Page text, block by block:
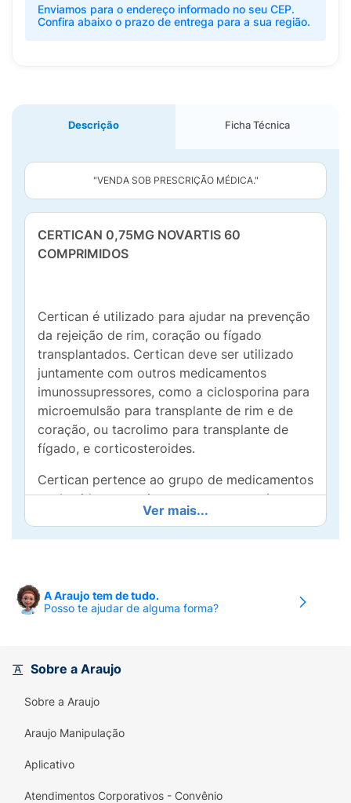
Enviamos para o endereço informado no seu CEP.
Confira abaixo o prazo de entrega para a sua região.
Descrição Ficha Técnica
"VENDA SOB PRESCRIÇÃO MÉDICA."
CERTICAN 0,75MG NOVARTIS 60
COMPRIMIDOS
Certican é utilizado para ajudar na prevenção
da rejeição de rim, coração ou fígado
transplantados. Certican deve ser utilizado
juntamente com outros medicamentos
imunossupressores, como a ciclosporina para
microemulsão para transplante de rim e de
coração, ou tacrolimo para transplante de
fígado, e corticosteroides.
Certican pertence ao grupo de medicamentos
conhecidos como imunossupressores (os
imunossupressores reduzem a atividade do
sistema de defesa do seu organismo e são
adulto.
Ver mais...
A Araujo tem de tudo.
Posso te ajudar de alguma forma?
Sobre a Araujo
Sobre a Araujo
Araujo Manipulação
Aplicativo
Atendimentos Corporativos - Convênio